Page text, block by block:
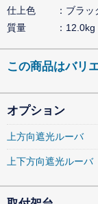
仕上色
ブラッ
質量
12.0kg
この商品はバリ
オプション
上方向遮光ルーバ
上下方向遮光ルーバ